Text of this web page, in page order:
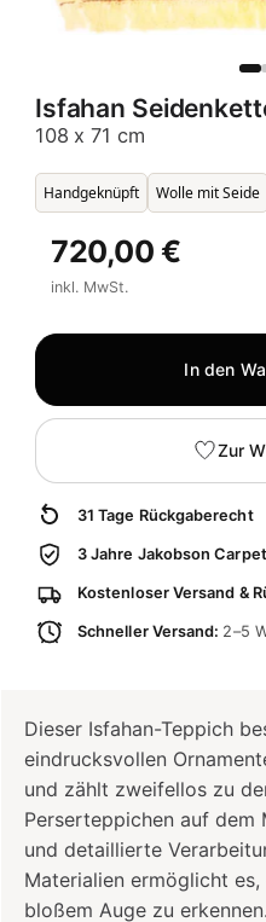
Isfahan
108 x 71 cm
Handgeknüpft Wolle mit Seide
720,00 €
inkl. MwSt.
In den
Zur
31 Tage Rückgaberecht
3 Jahre Jakobson
Kostenloser Versand &
Schneller Versand: 2–5
Dieser Isfahan-Teppich
eindrucksvollen
und zählt zweifellos zu
Perserteppichen auf dem
und detaillierte
Materialien ermöglicht
bloßem Auge zu